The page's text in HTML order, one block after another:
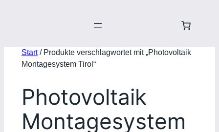
Start/ Produkte verschlagwortet mit „Photovoltaik
Montagesystem Tirol“
Photovoltaik
Montagesystem